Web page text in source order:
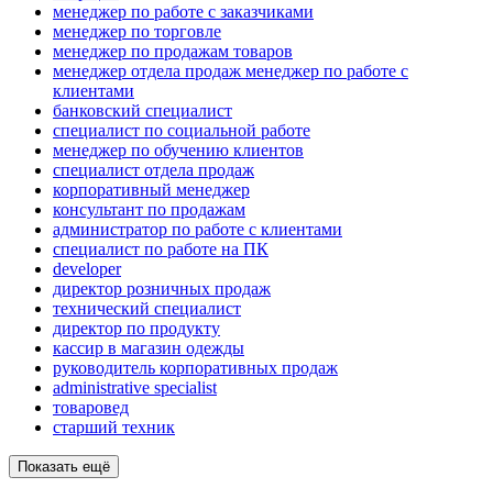
менеджер по работе с заказчиками
менеджер по торговле
менеджер по продажам товаров
менеджер отдела продаж менеджер по работе с
клиентами
банковский специалист
специалист по социальной работе
менеджер по обучению клиентов
специалист отдела продаж
корпоративный менеджер
консультант по продажам
администратор по работе с клиентами
специалист по работе на ПК
developer
директор розничных продаж
технический специалист
директор по продукту
кассир в магазин одежды
руководитель корпоративных продаж
administrative specialist
товаровед
старший техник
Показать ещё